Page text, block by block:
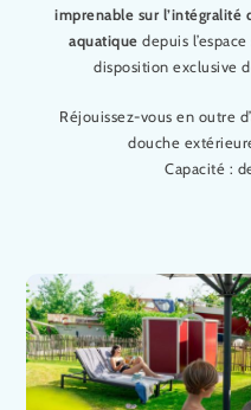
imprenable sur l’intégralité
aquatique depuis
disposition exclusive
Réjouissez-vous en outre
douche
Capacité :